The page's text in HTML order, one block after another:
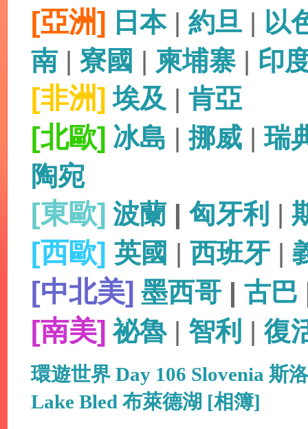
[亞洲] 日本| 約旦 | 以
南 | 寮國 | 柬埔寨| 印
[非洲] 埃及 | 肯亞
[北歐] 冰島 |挪威 |瑞
陶宛
[東歐] 波蘭 | 匈牙利 |
[西歐] 英國 | 西班牙 |
[中北美] 墨西哥 | 古巴
[南美] 祕魯| 智利 |復
環遊世界 Day 106 Slovenia 斯
Lake Bled 布萊德湖 [相簿]